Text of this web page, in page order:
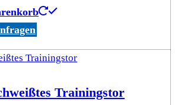
Trainingstor